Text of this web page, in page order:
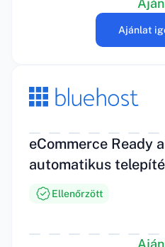
Ajánlat
eCommerce Ready
automatikus
Ellenőrzött